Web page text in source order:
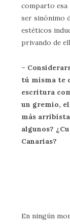
comparto esa
ser sinónimo
estéticos
privando de
–
tú misma te
escritura
un gremio,
más
algunos?
Canarias?
En ningún